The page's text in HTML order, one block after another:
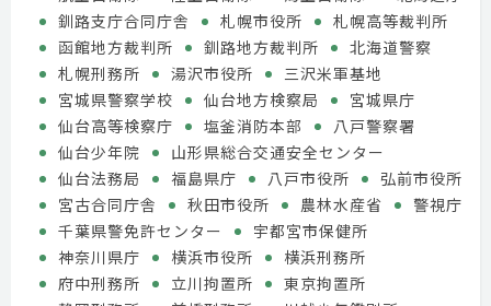
釧路支庁合同庁舎
札幌市役所
札幌高等裁判所
函館地方裁判所
釧路地方裁判所
北海道警察
札幌刑務所
湯沢市役所
三沢米軍基地
宮城県警察学校
仙台地方検察局
宮城県庁
仙台高等検察庁
塩釜消防本部
八戸警察署
仙台少年院
山形県総合交通安全センター
仙台法務局
福島県庁 八戸市役所
弘前市役所
宮古合同庁舎
秋田市役所 農林水産省
警視庁
千葉県警免許センター
宇都宮市保健所
神奈川県庁
横浜市役所
横浜刑務所
府中刑務所
立川拘置所
東京拘置所